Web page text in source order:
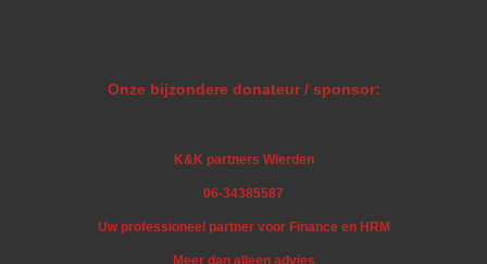
Onze bijzondere donateur / sponsor:
K&K partners Wierden
06-34385587
Uw professioneel partner voor Finance en HRM
Meer dan alleen advies